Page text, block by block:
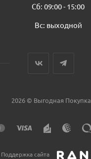
Сб: 09:00 - 15:00
Вс: выходной
2026 © Выгодная Покупка
Поддержка сайта